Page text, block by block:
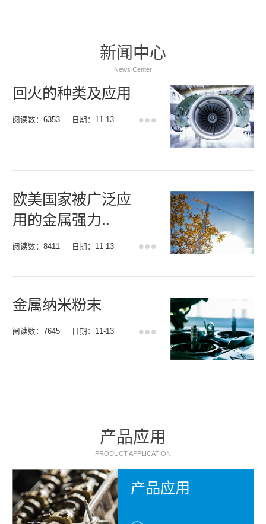
新闻中心
News Center
回火的种类及应用
阅读数：6353 日期：11-13
欧美国家被广泛应
用的金属强力..
阅读数：8411 日期：11-13
金属纳米粉末
阅读数：7645 日期：11-13
产品应用
PRODUCT APPLICATION
产品应用